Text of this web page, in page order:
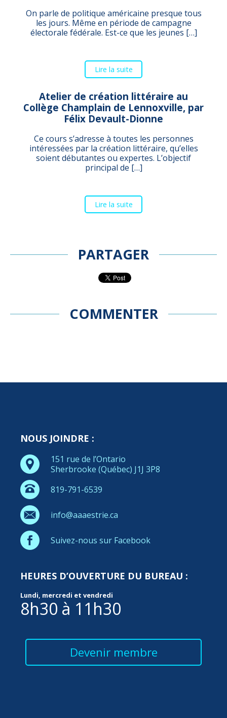
On parle de politique américaine presque tous
les jours. Même en période de campagne
électorale fédérale. Est-ce que les jeunes […]
Lire la suite
Atelier de création littéraire au
Collège Champlain de Lennoxville, par
Félix Devault-Dionne
Ce cours s’adresse à toutes les personnes
intéressées par la création littéraire, qu’elles
soient débutantes ou expertes. L’objectif
principal de […]
Lire la suite
PARTAGER
COMMENTER
NOUS JOINDRE :
151 rue de l’Ontario
Sherbrooke (Québec) J1J 3P8
819-791-6539
info@aaaestrie.ca
Suivez-nous sur Facebook
HEURES D’OUVERTURE DU BUREAU :
Lundi, mercredi et vendredi
8h30 à 11h30
Devenir membre